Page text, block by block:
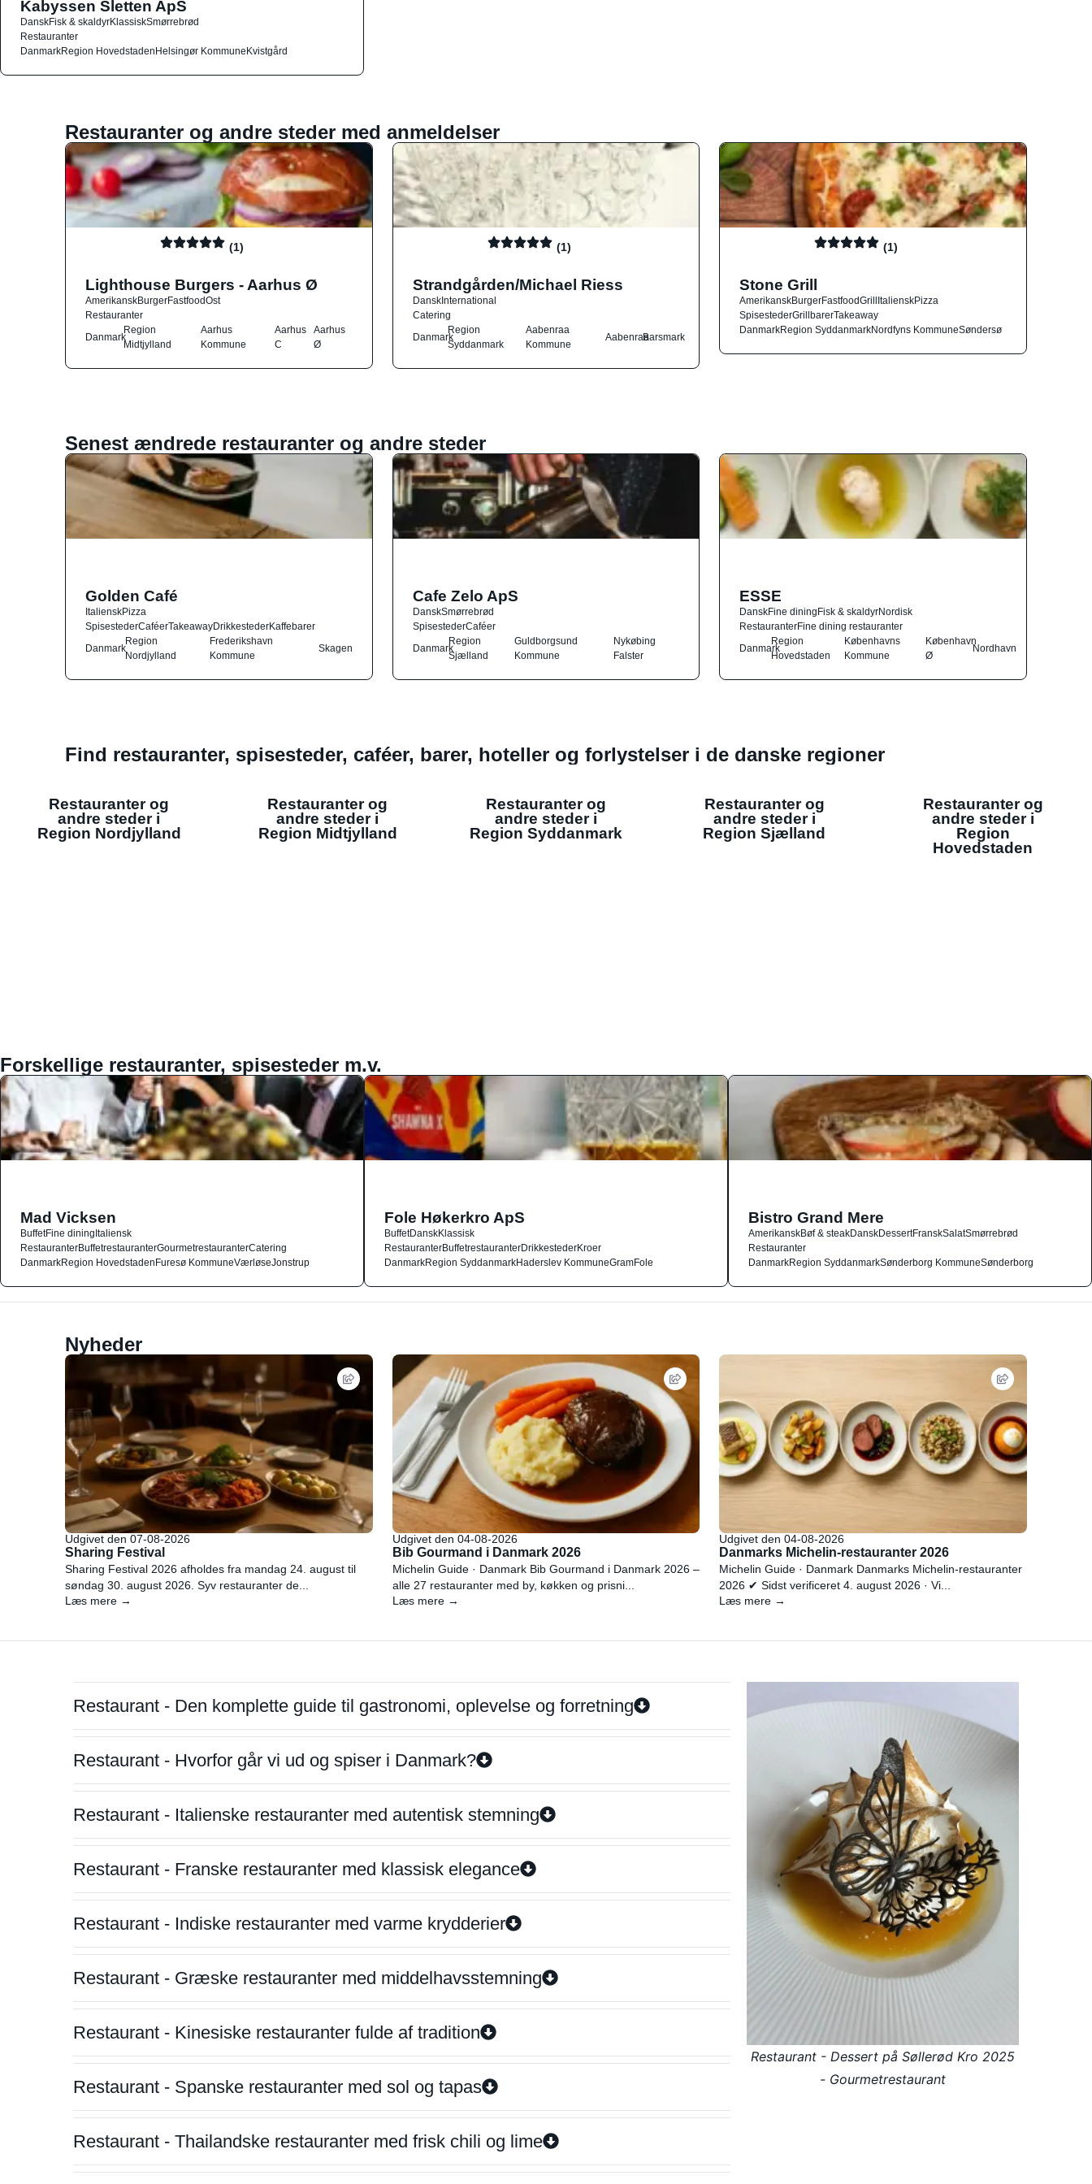
Kabyssen Sletten ApS
DanskFisk & skaldyrKlassiskSmørrebrød
Restauranter
DanmarkRegion HovedstadenHelsingør KommuneKvistgård
Restauranter og andre steder med anmeldelser
(1)
Lighthouse Burgers - Aarhus Ø
AmerikanskBurgerFastfoodOst
Restauranter
Danmark
Region
Midtjylland
Aarhus
Kommune
Aarhus
C
Aarhus
Ø
(1)
Strandgården/Michael Riess
DanskInternational
Catering
Danmark
Region
Syddanmark
Aabenraa
Kommune
AabenraaBarsmark
(1)
Stone Grill
AmerikanskBurgerFastfoodGrillItalienskPizza
SpisestederGrillbarerTakeaway
DanmarkRegion SyddanmarkNordfyns KommuneSøndersø
Senest ændrede restauranter og andre steder
Golden Café
ItalienskPizza
SpisestederCaféerTakeawayDrikkestederKaffebarer
Danmark
Region
Nordjylland
Frederikshavn
Kommune
Skagen
Cafe Zelo ApS
DanskSmørrebrød
SpisestederCaféer
Danmark
Region
Sjælland
Guldborgsund
Kommune
Nykøbing
Falster
ESSE
DanskFine diningFisk & skaldyrNordisk
RestauranterFine dining restauranter
Danmark
Region
Hovedstaden
Københavns
Kommune
København
Ø
Nordhavn
Find restauranter, spisesteder, caféer, barer, hoteller og forlystelser i de danske regioner
Restauranter og
andre steder i
Region Nordjylland
Restauranter og
andre steder i
Region Midtjylland
Restauranter og
andre steder i
Region Syddanmark
Restauranter og
andre steder i
Region Sjælland
Restauranter og
andre steder i
Region
Hovedstaden
Forskellige restauranter, spisesteder m.v.
Mad Vicksen
BuffetFine diningItaliensk
RestauranterBuffetrestauranterGourmetrestauranterCatering
DanmarkRegion HovedstadenFuresø KommuneVærløseJonstrup
Fole Høkerkro ApS
BuffetDanskKlassisk
RestauranterBuffetrestauranterDrikkestederKroer
DanmarkRegion SyddanmarkHaderslev KommuneGramFole
Bistro Grand Mere
AmerikanskBøf & steakDanskDessertFranskSalatSmørrebrød
Restauranter
DanmarkRegion SyddanmarkSønderborg KommuneSønderborg
Nyheder
Udgivet den 07-08-2026
Sharing Festival
Sharing Festival 2026 afholdes fra mandag 24. august til
søndag 30. august 2026. Syv restauranter de...
Læs mere →
Udgivet den 04-08-2026
Bib Gourmand i Danmark 2026
Michelin Guide · Danmark Bib Gourmand i Danmark 2026 –
alle 27 restauranter med by, køkken og prisni...
Læs mere →
Udgivet den 04-08-2026
Danmarks Michelin-restauranter 2026
Michelin Guide · Danmark Danmarks Michelin-restauranter
2026 ✔ Sidst verificeret 4. august 2026 · Vi...
Læs mere →
Restaurant - Den komplette guide til gastronomi, oplevelse og forretning
Restaurant - Hvorfor går vi ud og spiser i Danmark?
Restaurant - Italienske restauranter med autentisk stemning
Restaurant - Franske restauranter med klassisk elegance
Restaurant - Indiske restauranter med varme krydderier
Restaurant - Græske restauranter med middelhavsstemning
Restaurant - Kinesiske restauranter fulde af tradition
Restaurant - Spanske restauranter med sol og tapas
Restaurant - Thailandske restauranter med frisk chili og lime
Restaurant - Dessert på Søllerød Kro 2025
- Gourmetrestaurant